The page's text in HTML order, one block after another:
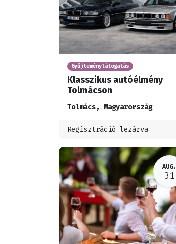
Gyűjteménylátogatás
Klasszikus autóélmény
Tolmácson
Tolmács, Magyarország
Regisztráció lezárva
AUG.
31